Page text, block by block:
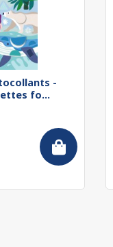
-
fo...